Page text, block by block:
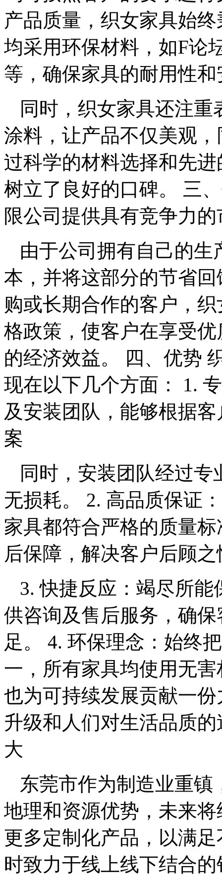
产品质量，织女家具始
均采用环保材料，如F论
等，确保家具的耐用性和
同时，织女家具还注
涂料，让产品不仅美观
过科学的材料选择和先
树立了良好的口碑。 三
限公司提供具有竞争力
由于公司拥有自己的
本，并将这部分的节省
购或长期合作的客户，
格政策，使客户在享受
的经济效益。 四、优势
现在以下几个方面： 1.
及安装团队，能够根据
案
同时，安装团队经过
无损耗。 2. 高品质保证
家具都符合严格的质量
后保障，解决客户后顾之
3. 快捷反应：竭尽所
供咨询及售后服务，确
足。 4. 环保理念：始终
一，所有家具均使用无
也为可持续发展贡献一
升级和人们对生活品质
大
东莞市作为制造业重
地理和资源优势，未来
更多定制化产品，以满
时致力于线上线下结合